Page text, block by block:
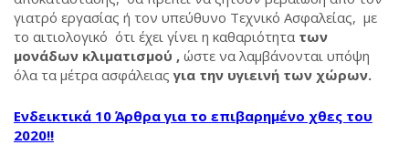
γιατρό εργασίας ή τον υπεύθυνο Τεχνικό Ασφαλείας, με
το αιτιολογικό ότι έχει γίνει η καθαριότητα των
μονάδων κλιματισμού , ώστε να λαμβάνονται υπόψη
όλα τα μέτρα ασφάλειας για την υγιεινή των χώρων.
Ενδεικτικά 10 Άρθρα για το επιβαρημένο χθες του
2020!!